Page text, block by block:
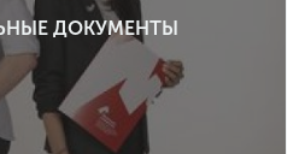
ДОКУМЕНТЫ